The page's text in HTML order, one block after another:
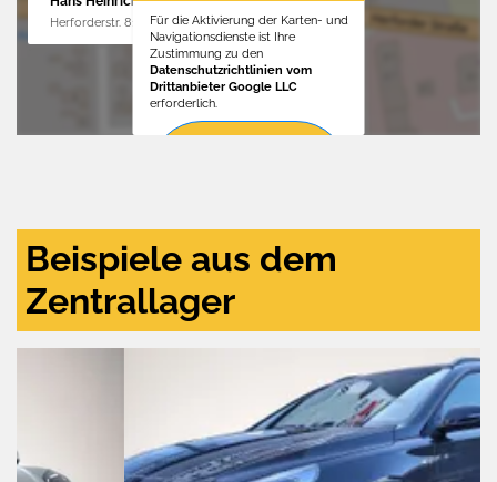
Herforderstr. 81, 32657 LemgoFür die Aktivierung der Karten- und
Navigationsdienste ist Ihre
Zustimmung zu den
Datenschutzrichtlinien vom
Drittanbieter Google LLC
erforderlich.
Beispiele aus dem
Zentrallager